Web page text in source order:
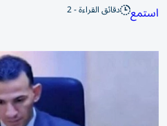
استمع دقائق القراءة - 2